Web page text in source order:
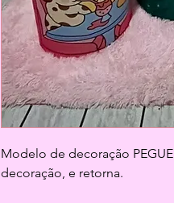
Modelo de decoração
decoração, e retorna.